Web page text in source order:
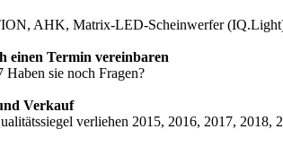
AHK, Matrix-LED-Scheinwerfer
einen Termin vereinbaren
sie noch Fragen?
Verkauf
verliehen 2015, 2016, 2017, 2018,